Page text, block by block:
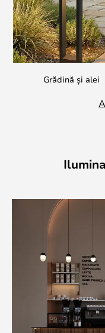
Grădină și alei